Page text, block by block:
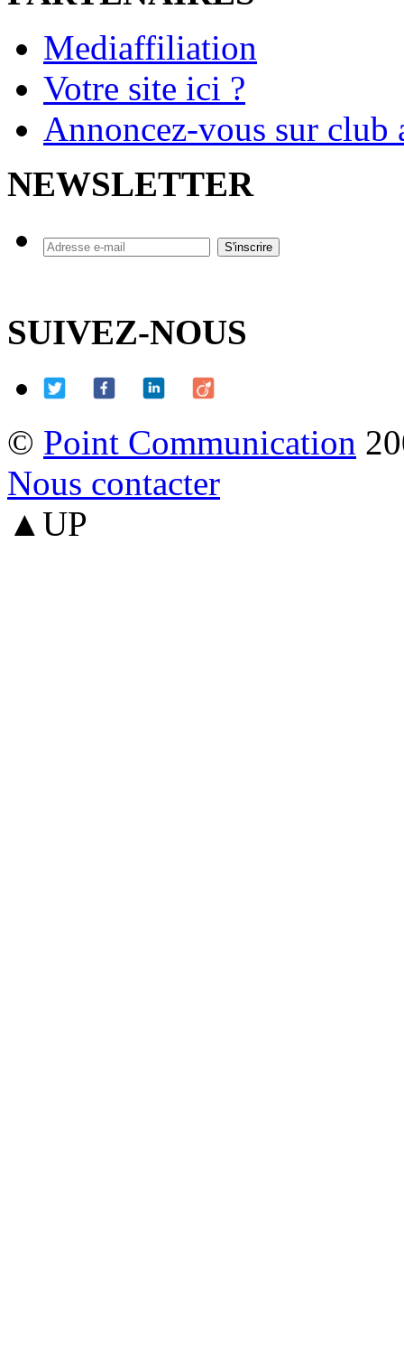
Mediaffiliation
Votre site ici ?
Annoncez-vous sur
NEWSLETTER
SUIVEZ-NOUS
© Point Communication
Nous contacter
▲UP